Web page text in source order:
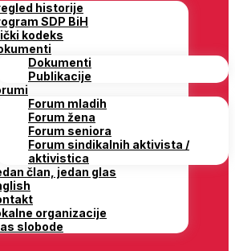
historije
SDP BiH
kodeks
Dokumenti
Publikacije
Forum mladih
Forum žena
Forum seniora
Forum sindikalnih aktivista /
aktivistica
član, jedan glas
organizacije
slobode